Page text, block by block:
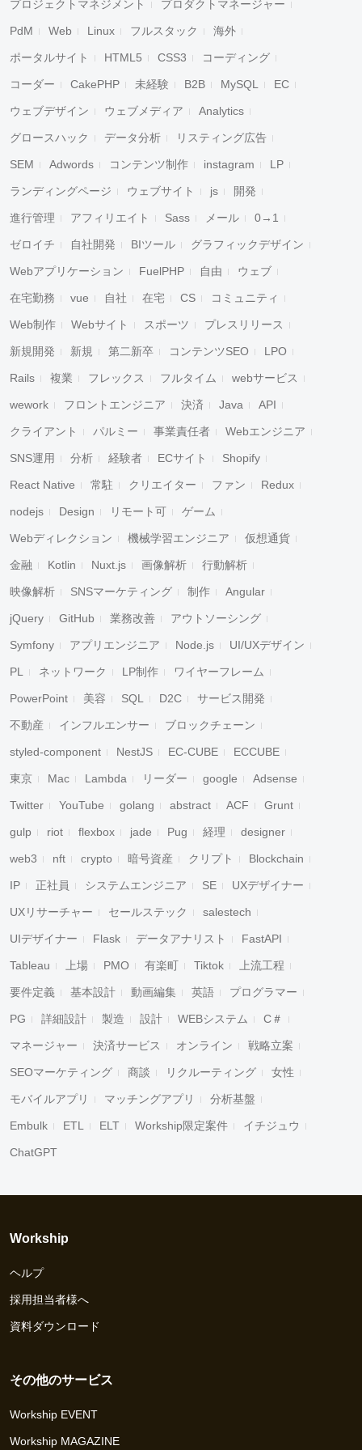
プロジェクトマネジメント プロダクトマネージャー
PdM Web Linux フルスタック 海外
ポータルサイト HTML5 CSS3 コーディング
コーダー CakePHP 未経験 B2B MySQL EC
ウェブデザイン ウェブメディア Analytics
グロースハック データ分析 リスティング広告
SEM Adwords コンテンツ制作 instagram LP
ランディングページ ウェブサイト js 開発
進行管理 アフィリエイト Sass メール 0→1
ゼロイチ 自社開発 BIツール グラフィックデザイン
Webアプリケーション FuelPHP 自由 ウェブ
在宅勤務 vue 自社 在宅 CS コミュニティ
Web制作 Webサイト スポーツ プレスリリース
新規開発 新規 第二新卒 コンテンツSEO LPO
Rails 複業 フレックス フルタイム webサービス
wework フロントエンジニア 決済 Java API
クライアント パルミー 事業責任者 Webエンジニア
SNS運用 分析 経験者 ECサイト Shopify
React Native 常駐 クリエイター ファン Redux
nodejs Design リモート可 ゲーム
Webディレクション 機械学習エンジニア 仮想通貨
金融 Kotlin Nuxt.js 画像解析 行動解析
映像解析 SNSマーケティング 制作 Angular
jQuery GitHub 業務改善 アウトソーシング
Symfony アプリエンジニア Node.js UI/UXデザイン
PL ネットワーク LP制作 ワイヤーフレーム
PowerPoint 美容 SQL D2C サービス開発
不動産 インフルエンサー ブロックチェーン
styled-component NestJS EC-CUBE ECCUBE
東京 Mac Lambda リーダー google Adsense
Twitter YouTube golang abstract ACF Grunt
gulp riot flexbox jade Pug 経理 designer
web3 nft crypto 暗号資産 クリプト Blockchain
IP 正社員 システムエンジニア SE UXデザイナー
UXリサーチャー セールステック salestech
UIデザイナー Flask データアナリスト FastAPI
Tableau 上場 PMO 有楽町 Tiktok 上流工程
要件定義 基本設計 動画編集 英語 プログラマー
PG 詳細設計 製造 設計 WEBシステム C＃
マネージャー 決済サービス オンライン 戦略立案
SEOマーケティング 商談 リクルーティング 女性
モバイルアプリ マッチングアプリ 分析基盤
Embulk ETL ELT Workship限定案件 イチジュウ
ChatGPT
Workship
ヘルプ
採用担当者様へ
資料ダウンロード
その他のサービス
Workship EVENT
Workship MAGAZINE